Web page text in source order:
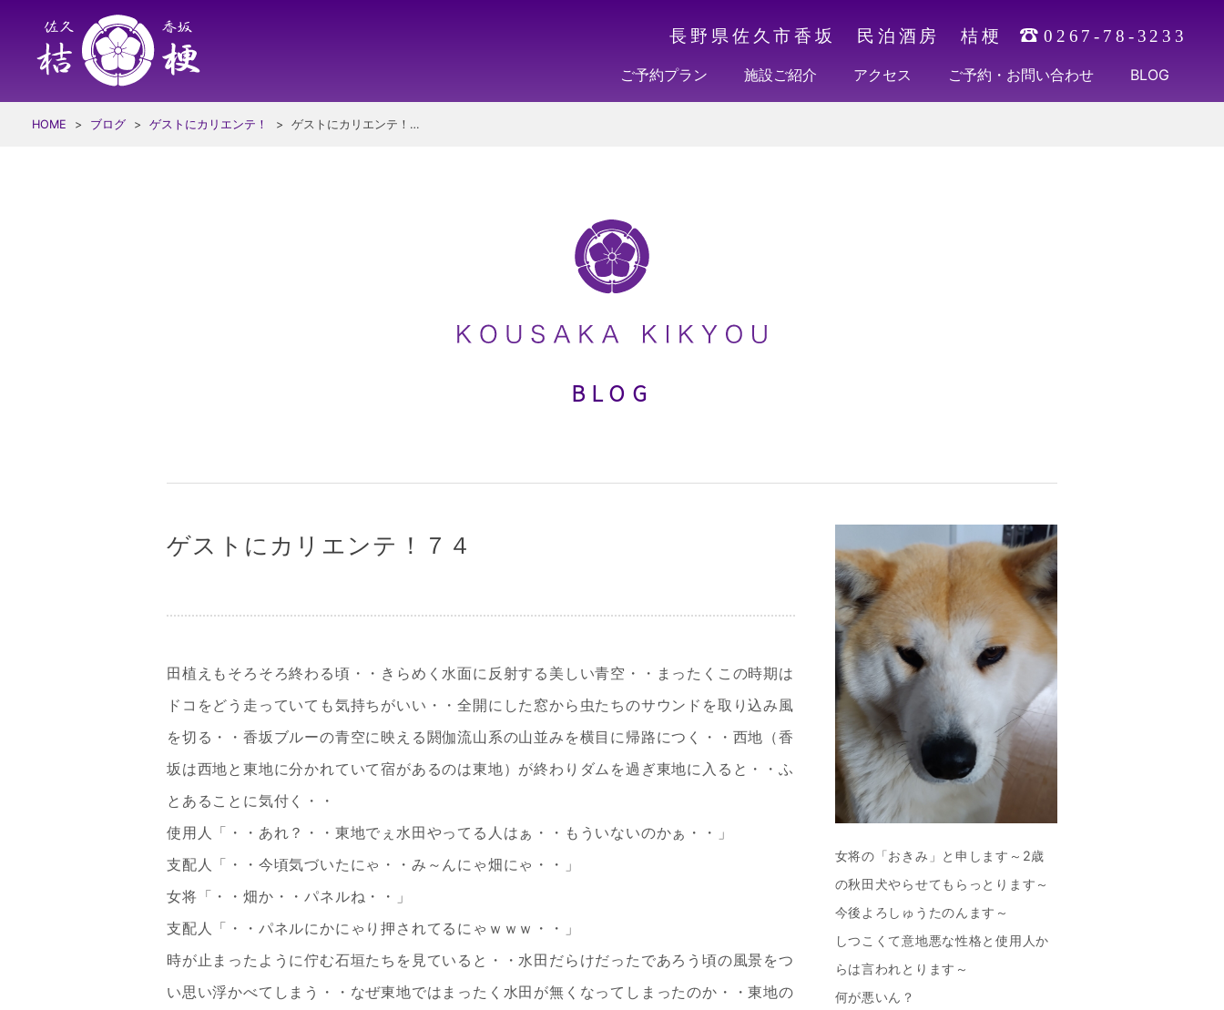
content
長野県佐久市香坂 民泊酒房 桔梗 0267-78-3233
ご予約プラン 施設ご紹介 アクセス ご予約・お問い合わせ BLOG
HOME > ブログ > ゲストにカリエンテ！ > ゲストにカリエンテ！７４
BLOG
ゲストにカリエンテ！７４
田植えもそろそろ終わる頃・・きらめく水面に反射する美しい青空・・まったくこの時期は
ドコをどう走っていても気持ちがいい・・全開にした窓から虫たちのサウンドを取り込み風
を切る・・香坂ブルーの青空に映える閼伽流山系の山並みを横目に帰路につく・・西地（香
坂は西地と東地に分かれていて宿があるのは東地）が終わりダムを過ぎ東地に入ると・・ふ
とあることに気付く・・
使用人「・・あれ？・・東地でぇ水田やってる人はぁ・・もういないのかぁ・・」
支配人「・・今頃気づいたにゃ・・み～んにゃ畑にゃ・・」
女将「・・畑か・・パネルね・・」
支配人「・・パネルにかにゃり押されてるにゃｗｗｗ・・」
時が止まったように佇む石垣たちを見ていると・・水田だらけだったであろう頃の風景をつ
い思い浮かべてしまう・・なぜ東地ではまったく水田が無くなってしまったのか・・東地の
女将の「おきみ」と申します～2歳
の秋田犬やらせてもらっとります～
今後よろしゅうたのんます～
しつこくて意地悪な性格と使用人か
らは言われとります～
何が悪いん？